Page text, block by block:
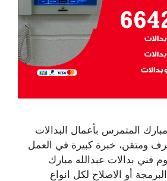
المتمرس بأعمال البدالات
ومتقن، خبرة كبيرة في العمل
فني بدالات عبدالله مبارك
أو الاصلاح لكل انواع